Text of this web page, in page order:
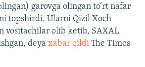
garovga olingan to‘rt nafar
topshirdi. Ularni Qizil Xoch
vositachilar olib ketib, SAXAL
deya xabar qildi The Times